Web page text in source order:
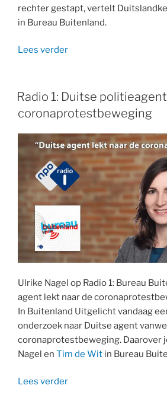
rechter gestapt, vertelt
in Bureau Buitenland.
Lees verder“Radio
woedend
op
Duitse
kebabzaak”
Radio 1: Duitse
coronaprotestbeweging
Ulrike Nagel op Radio 1: Bureau
agent lekt naar de
In Buitenland Uitgelicht vandaag
onderzoek naar Duitse agent
coronaprotestbeweging. Daarover
Nagel en Tim de Wit in Bureau
Lees verder“Radio